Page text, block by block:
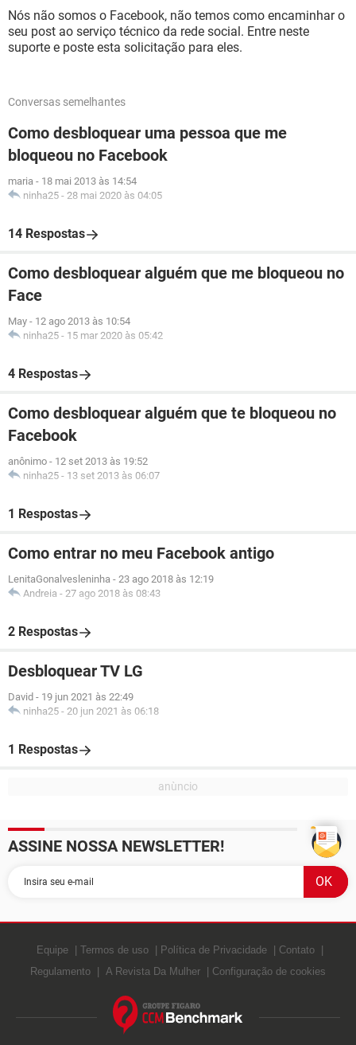
Nós não somos o Facebook, não temos como encaminhar o
seu post ao serviço técnico da rede social. Entre neste
suporte e poste esta solicitação para eles.
Conversas semelhantes
Como desbloquear uma pessoa que me
bloqueou no Facebook
maria - 18 mai 2013 às 14:54
ninha25 - 28 mai 2020 às 04:05
14 Respostas
Como desbloquear alguém que me bloqueou no
Face
May - 12 ago 2013 às 10:54
ninha25 - 15 mar 2020 às 05:42
4 Respostas
Como desbloquear alguém que te bloqueou no
Facebook
anônimo - 12 set 2013 às 19:52
ninha25 - 13 set 2013 às 06:07
1 Respostas
Como entrar no meu Facebook antigo
LenitaGonalvesleninha - 23 ago 2018 às 12:19
Andreia - 27 ago 2018 às 08:43
2 Respostas
Desbloquear TV LG
David - 19 jun 2021 às 22:49
ninha25 - 20 jun 2021 às 06:18
1 Respostas
ASSINE NOSSA NEWSLETTER!
Equipe Termos de uso Política de Privacidade
Contato
Regulamento
A Revista Da Mulher Configuração de cookies